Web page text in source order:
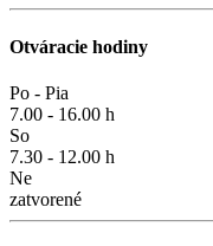
Otváracie hodiny
Po - Pia
7.00 - 16.00 h
So
7.30 - 12.00 h
Ne
zatvorené